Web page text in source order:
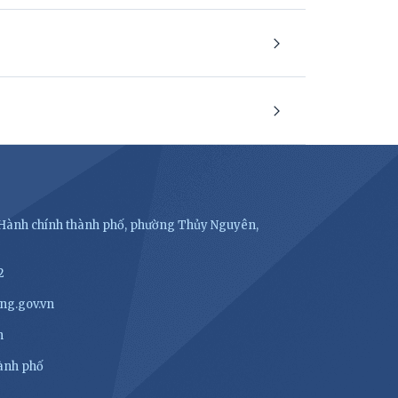
chính thành phố, phường Thủy Nguyên,
phố